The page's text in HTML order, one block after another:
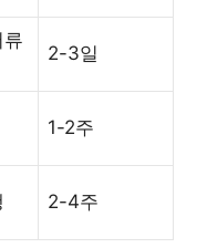
2-3일
1-2주
2-4주